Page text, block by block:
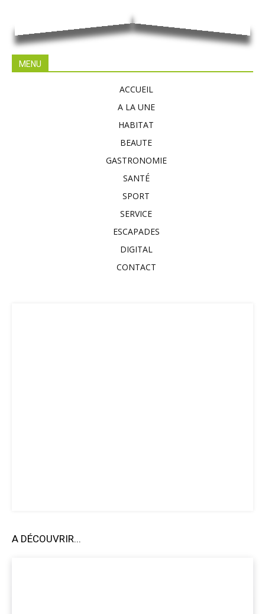
MENU
ACCUEIL
A LA UNE
HABITAT
BEAUTE
GASTRONOMIE
SANTÉ
SPORT
SERVICE
ESCAPADES
DIGITAL
CONTACT
A DÉCOUVRIR...